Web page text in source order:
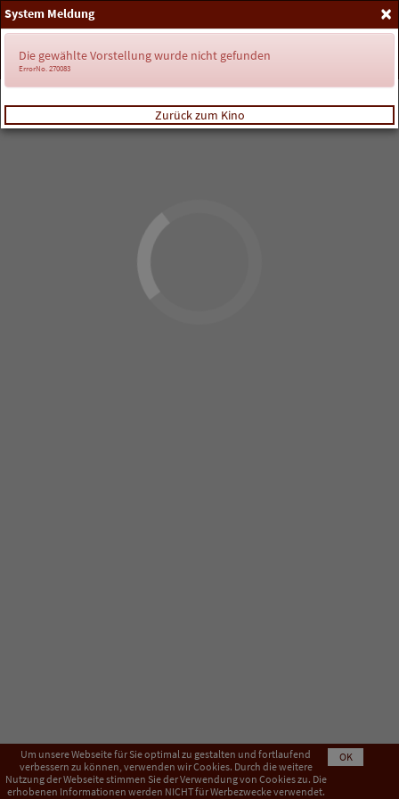
Anmelden
Um unsere Webseite für Sie optimal zu gestalten und fortlaufend
verbessern zu können, verwenden wir Cookies. Durch die weitere
Nutzung der Webseite stimmen Sie der Verwendung von Cookies zu. Die
erhobenen Informationen werden NICHT für Werbezwecke verwendet.
OK
×
System Meldung
Die gewählte Vorstellung wurde nicht gefunden
ErrorNo. 270083
Zurück zum Kino
Impressum AGB Datenschutzerklärung